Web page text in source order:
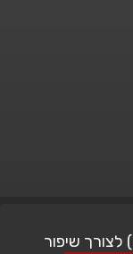
אתר זה משתמש בעוגיות (Cookies) לצורך שיפור